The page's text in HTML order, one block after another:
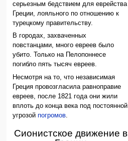
серьезным бедствием для еврейства
Греции, лояльного по отношению к
турецкому правительству.
В городах, захваченных
повстанцами, много евреев было
убито. Только на Пелопоннесе
погибло пять тысяч евреев.
Несмотря на то, что независимая
Греция провозгласила равноправие
евреев, после 1821 года они жили
вплоть до конца века под постоянной
угрозойпогромов
Сионистское движение в